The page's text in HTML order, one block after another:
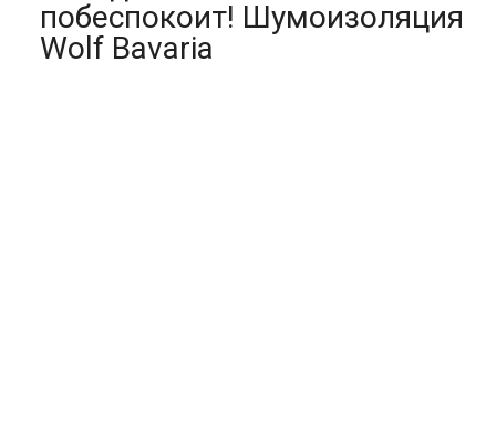
побеспокоит! Шумоизоляция
Wolf Bavaria